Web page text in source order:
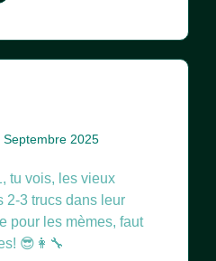
Septembre 2025
tu vois, les vieux
2-3 trucs dans leur
pour les mèmes, faut
😎👩‍🔧